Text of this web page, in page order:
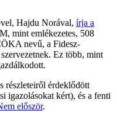
Hajdu Norával, írja a
mint emlékezetes, 508
nevű, a Fidesz-
Ez több, mint
részleteiről érdeklődött
igazolásokat kért), és a fenti
először.